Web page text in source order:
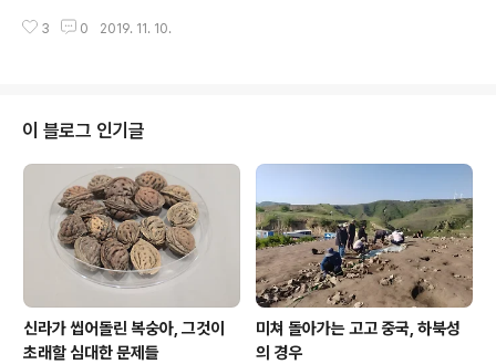
ment Property 담벼락 trespassing한 담쟁이랑 그것
3 0 2019. 11. 10.
이 블로그 인기글
신라가 씹어돌린 복숭아, 그것이
초래할 심대한 문제들
미쳐 돌아가는 고고 중국, 하북성
의 경우